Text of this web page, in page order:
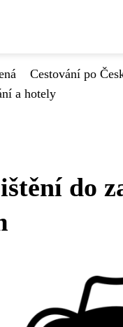
Cestování po
a hotely
do